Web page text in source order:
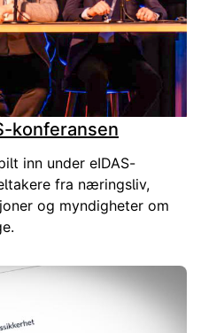
konferansen
inn under eIDAS-
fra næringsliv,
og myndigheter om